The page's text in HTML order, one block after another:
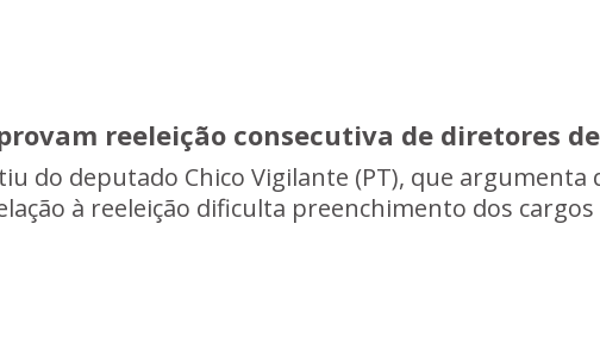
reeleição consecutiva de diretores
do deputado Chico Vigilante (PT), que argumenta
à reeleição dificulta preenchimento dos cargos